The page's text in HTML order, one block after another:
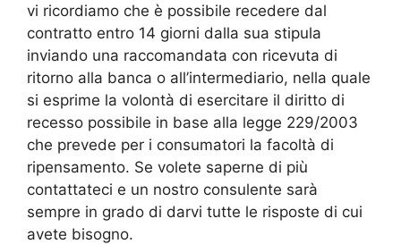
vi ricordiamo che è possibile recedere dal
contratto entro 14 giorni dalla sua stipula
inviando una raccomandata con ricevuta di
ritorno alla banca o all’intermediario, nella quale
si esprime la volontà di esercitare il diritto di
recesso possibile in base alla legge 229/2003
che prevede per i consumatori la facoltà di
ripensamento. Se volete saperne di più
contattateci e un nostro consulente sarà
sempre in grado di darvi tutte le risposte di cui
avete bisogno.